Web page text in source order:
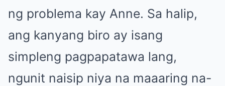
ng problema kay Anne. Sa halip,
ang kanyang biro ay isang
simpleng pagpapatawa lang,
ngunit naisip niya na maaaring na-